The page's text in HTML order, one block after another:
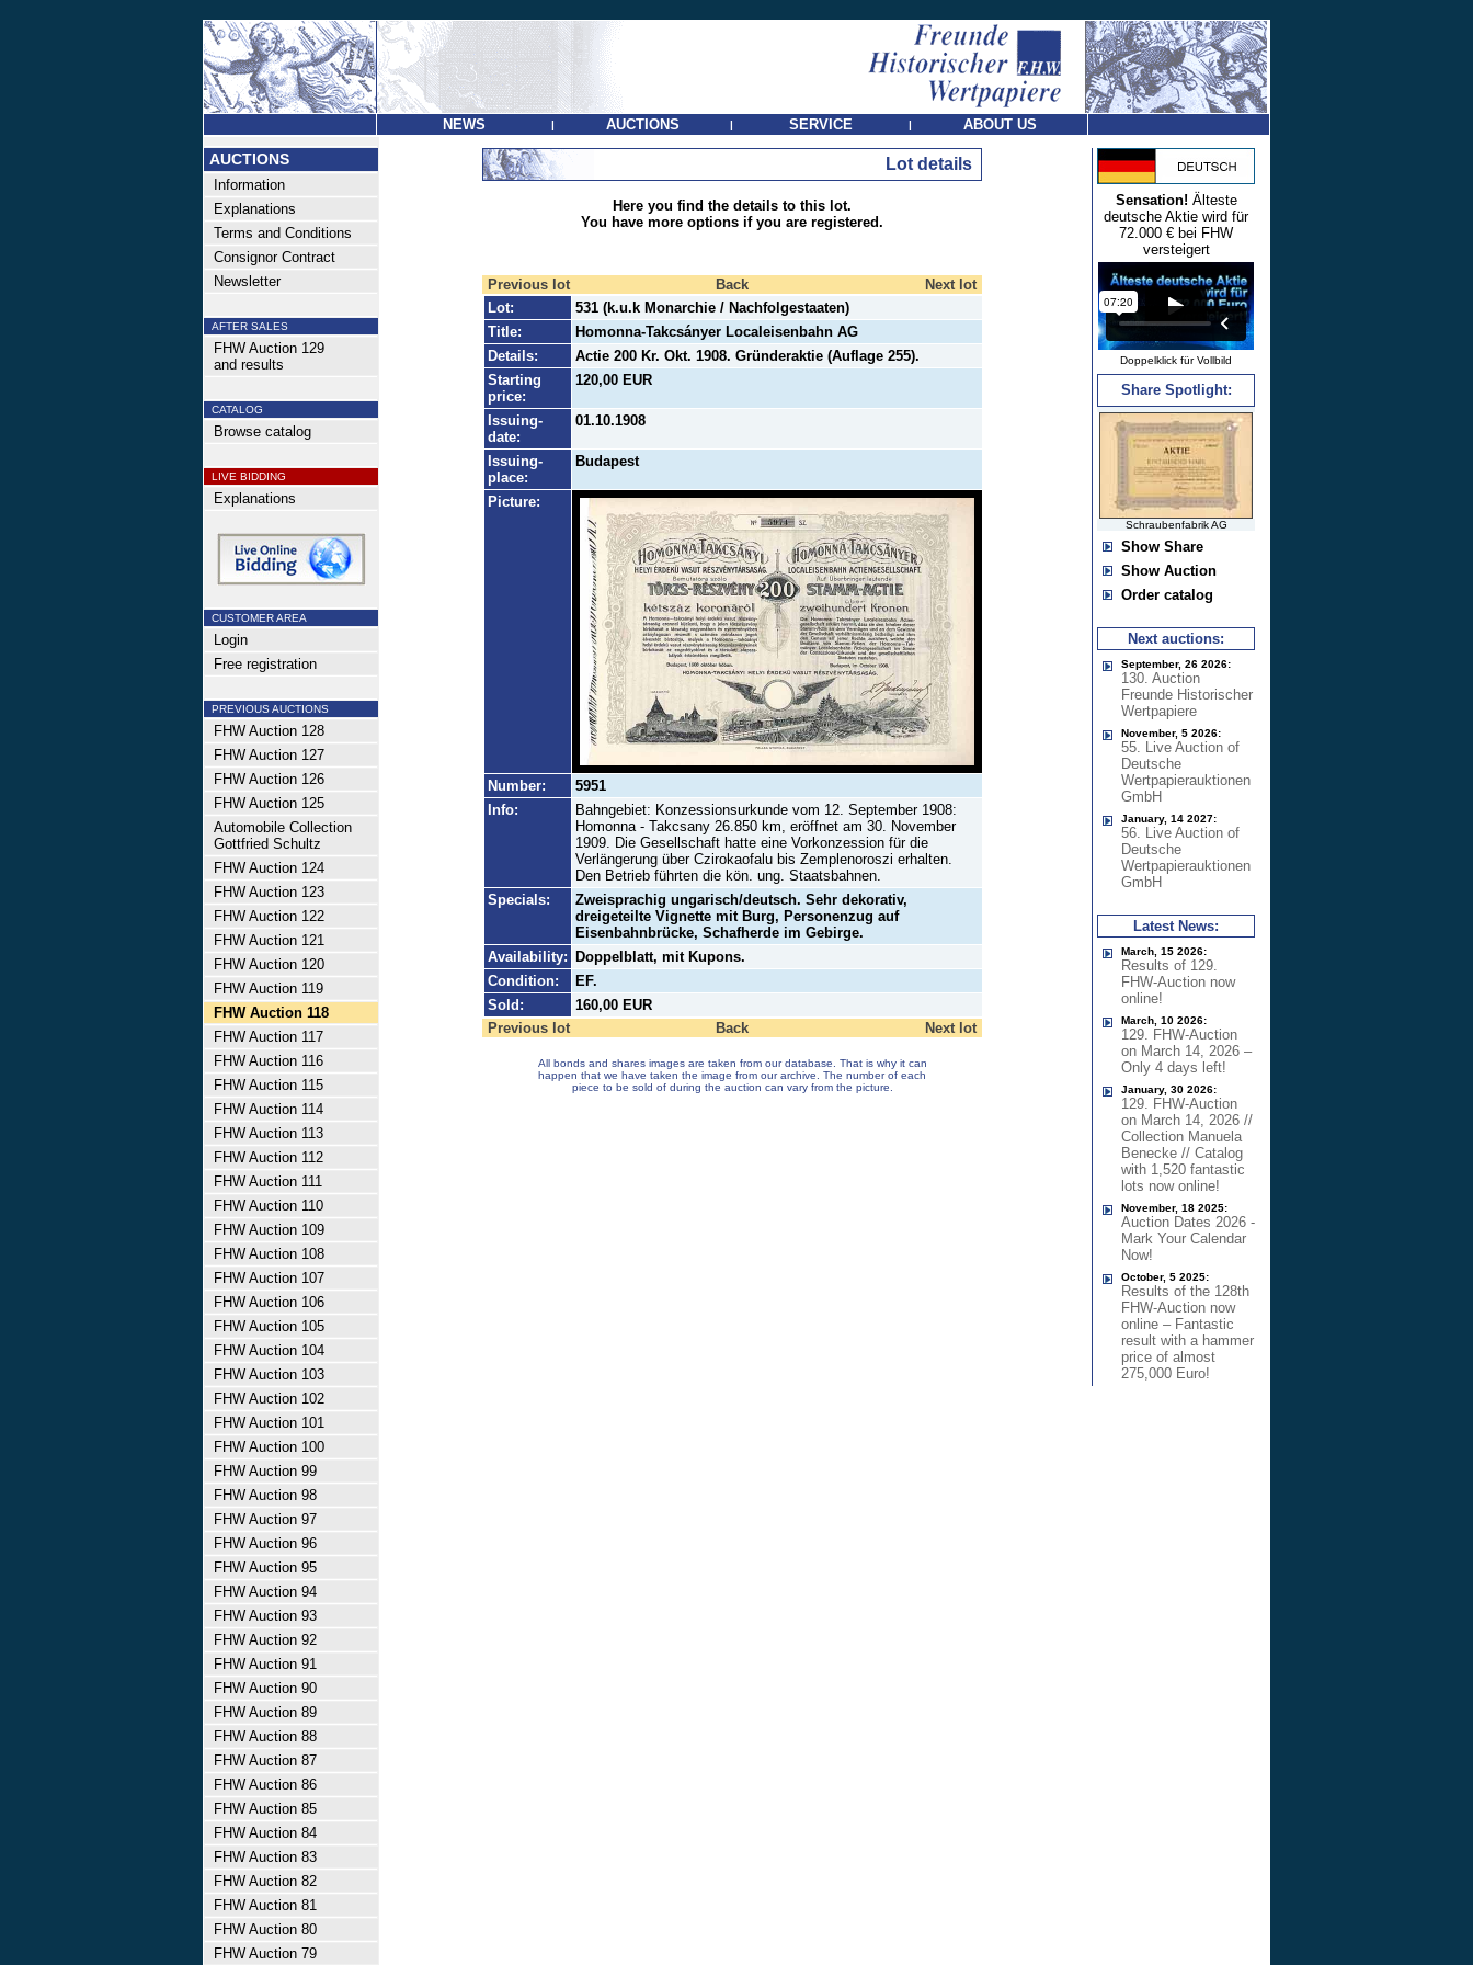
NEWS | AUCTIONS | SERVICE | ABOUT US
AUCTIONS
Information
Explanations
Terms and Conditions
Consignor Contract
Newsletter
AFTER SALES
FHW Auction 129
and results
CATALOG
Browse catalog
LIVE BIDDING
Explanations
CUSTOMER AREA
Login
Free registration
PREVIOUS AUCTIONS
FHW Auction 128
FHW Auction 127
FHW Auction 126
FHW Auction 125
Automobile Collection
Gottfried Schultz
FHW Auction 124
FHW Auction 123
FHW Auction 122
FHW Auction 121
FHW Auction 120
FHW Auction 119
FHW Auction 118
FHW Auction 117
FHW Auction 116
FHW Auction 115
FHW Auction 114
FHW Auction 113
FHW Auction 112
FHW Auction 111
FHW Auction 110
FHW Auction 109
FHW Auction 108
FHW Auction 107
FHW Auction 106
FHW Auction 105
FHW Auction 104
FHW Auction 103
FHW Auction 102
FHW Auction 101
FHW Auction 100
FHW Auction 99
FHW Auction 98
FHW Auction 97
FHW Auction 96
FHW Auction 95
FHW Auction 94
FHW Auction 93
FHW Auction 92
FHW Auction 91
FHW Auction 90
FHW Auction 89
FHW Auction 88
FHW Auction 87
FHW Auction 86
FHW Auction 85
FHW Auction 84
FHW Auction 83
FHW Auction 82
FHW Auction 81
FHW Auction 80
FHW Auction 79
Lot details
Here you find the details to this lot.
You have more options if you are registered.
Previous lot Back
Next lot
Lot:
531 (k.u.k Monarchie / Nachfolgestaaten)
Title:
Homonna-Takcsányer Localeisenbahn AG
Details:
Actie 200 Kr. Okt. 1908. Gründeraktie (Auflage 255).
Starting
price:
120,00 EUR
Issuing-
date:
01.10.1908
Issuing-
place:
Budapest
Picture:
Number:
5951
Info:
Bahngebiet: Konzessionsurkunde vom 12. September 1908:
Homonna - Takcsany 26.850 km, eröffnet am 30. November
1909. Die Gesellschaft hatte eine Vorkonzession für die
Verlängerung über Czirokaofalu bis Zemplenoroszi erhalten.
Den Betrieb führten die kön. ung. Staatsbahnen.
Specials:
Zweisprachig ungarisch/deutsch. Sehr dekorativ,
dreigeteilte Vignette mit Burg, Personenzug auf
Eisenbahnbrücke, Schafherde im Gebirge.
Availability:
Doppelblatt, mit Kupons.
Condition:
EF.
Sold:
160,00 EUR
Previous lot
Back Next lot
All bonds and shares images are taken from our database. That is why it can
happen that we have taken the image from our archive. The number of each
piece to be sold of during the auction can vary from the picture.
Sensation! Älteste
deutsche Aktie wird für
72.000 € bei FHW
versteigert
Doppelklick für Vollbild
Share Spotlight:
Schraubenfabrik AG
Show Share
Show Auction
Order catalog
Next auctions:
September, 26 2026:
130. Auction
Freunde Historischer
Wertpapiere
November, 5 2026:
55. Live Auction of
Deutsche
Wertpapierauktionen
GmbH
January, 14 2027:
56. Live Auction of
Deutsche
Wertpapierauktionen
GmbH
Latest News:
March, 15 2026:
Results of 129.
FHW-Auction now
online!
March, 10 2026:
129. FHW-Auction
on March 14, 2026 –
Only 4 days left!
January, 30 2026:
129. FHW-Auction
on March 14, 2026 //
Collection Manuela
Benecke // Catalog
with 1,520 fantastic
lots now online!
November, 18 2025:
Auction Dates 2026 -
Mark Your Calendar
Now!
October, 5 2025:
Results of the 128th
FHW-Auction now
online – Fantastic
result with a hammer
price of almost
275,000 Euro!